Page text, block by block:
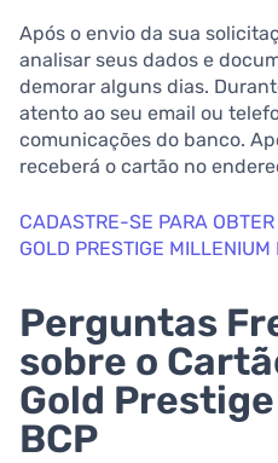
Após o envio da sua
analisar seus dados e
demorar alguns dias.
atento ao seu email ou
comunicações do banco.
receberá o cartão no
CADASTRE-SE PARA
GOLD PRESTIGE MILLENIUM
Perguntas
sobre o
Gold
BCP